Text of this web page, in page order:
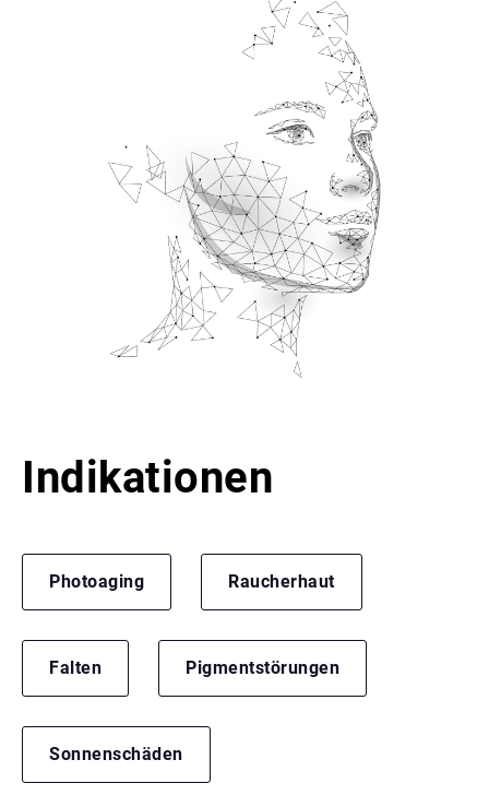
Indikationen
Photoaging Raucherhaut
Falten Pigmentstörungen
Sonnenschäden